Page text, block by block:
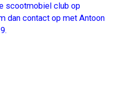
scootmobiel club op
dan contact op met Antoon